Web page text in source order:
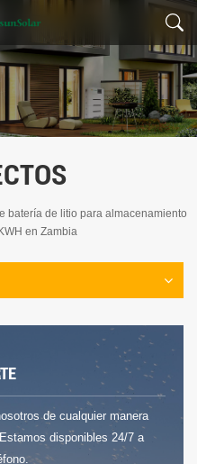
batería de litio para almacenamiento
en Zambia
de cualquier manera
disponibles 24/7 a